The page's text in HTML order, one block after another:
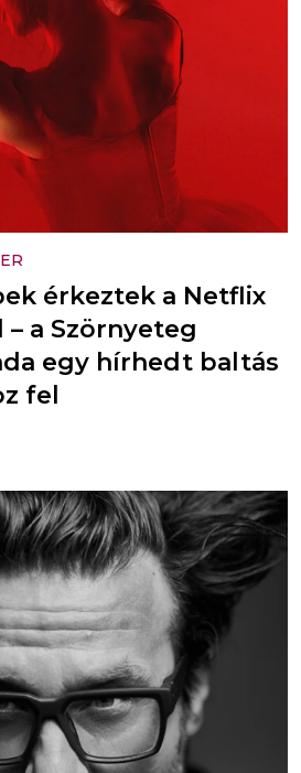
érkeztek a Netflix
a Szörnyeteg
egy hírhedt baltás
fel